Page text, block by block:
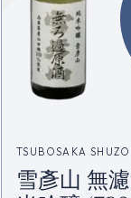
TSUBOSAKA
雪彥山 無